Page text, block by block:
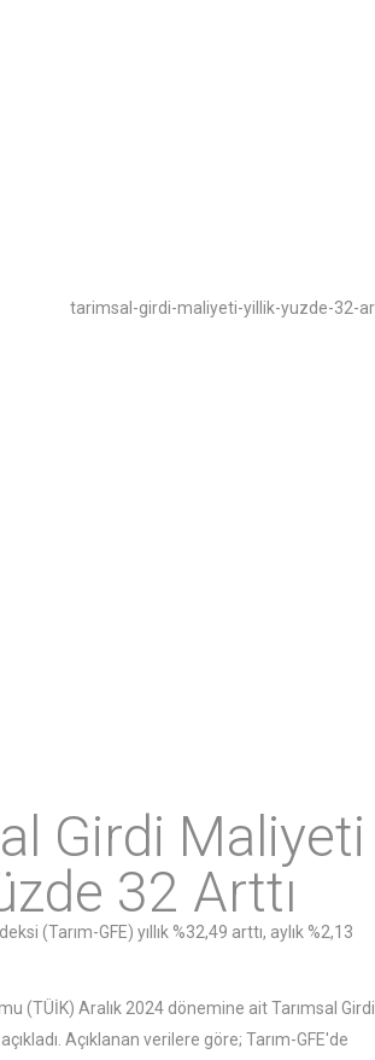
Girdi Maliyeti
32 Arttı
(Tarım-GFE) yıllık %32,49 arttı, aylık %2,13
(TÜİK) Aralık 2024 dönemine ait Tarımsal Girdi
Açıklanan verilere göre; Tarım-GFE'de